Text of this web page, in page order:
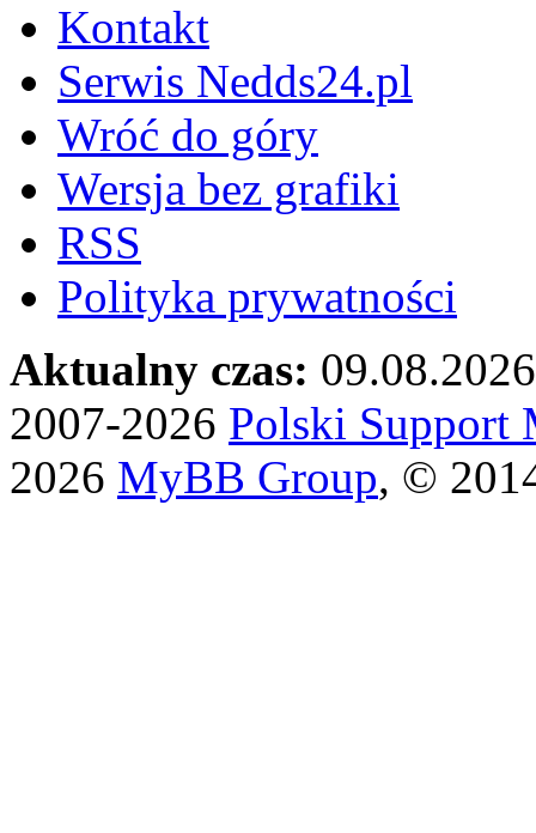
Kontakt
Serwis Nedds24.pl
Wróć do góry
Wersja bez grafiki
RSS
Polityka prywatności
Aktualny czas:
2007-2026 Polski Support
2026 MyBB Group, ©